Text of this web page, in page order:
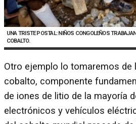
UNA TRISTE POSTAL: NIÑOS CONGOLEÑOS
COBALTO.
Otro ejemplo lo tomaremos de
cobalto, componente
de iones de litio de la mayoría
electrónicos y vehículos